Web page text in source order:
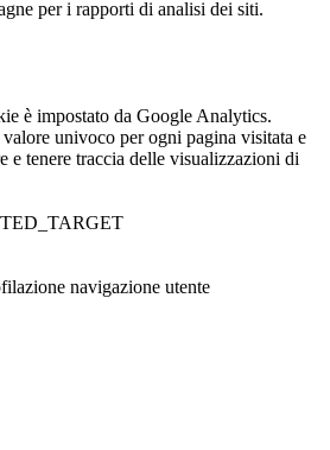
per i rapporti di analisi dei siti.
è impostato da Google Analytics.
univoco per ogni pagina visitata e
e tenere traccia delle visualizzazioni di
navigazione utente